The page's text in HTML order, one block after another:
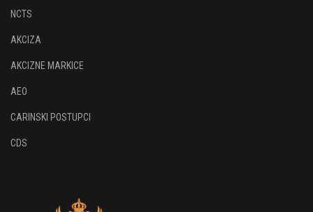
NCTS
AKCIZA
AKCIZNE MARKICE
AEO
CARINSKI POSTUPCI
CDS